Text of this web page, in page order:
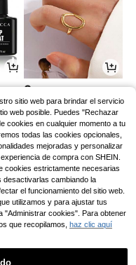
3
2
sitio web para brindar el servicio
web posible. Puedes "Rechazar
cookies en cualquier momento a tu
todas las cookies opcionales,
mejoradas y personalizar
de compra con SHEIN.
cookies estrictamente necesarias
desactivarlas cambiando la
el funcionamiento del sitio web.
utilizamos y para ajustar tus
"Administrar cookies". Para obtener
que recopilamos, haz clic aquí